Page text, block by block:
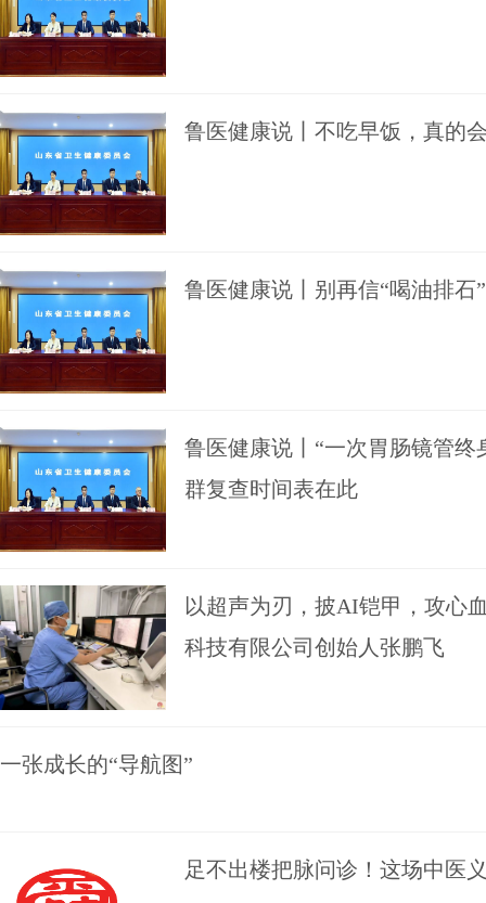
鲁医健康说丨不吃早饭，真的
鲁医健康说丨别再信“喝油排
鲁医健康说丨“一次胃肠镜管
群复查时间表在此
以超声为刃，披AI铠甲，攻
科技有限公司创始人张鹏飞
一张成长的“导航图”
足不出楼把脉问诊！这场中医